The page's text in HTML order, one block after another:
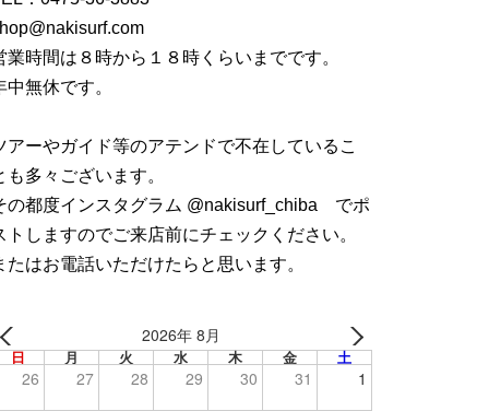
業時間は８時から１８時くらいまでです。
中無休です。
アーやガイド等のアテンドで不在しているこ
も多々ございます。
の都度インスタグラム @nakisurf_chiba でポ
トしますのでご来店前にチェックください。
たはお電話いただけたらと思います。
2026年 8月
日 月 火 水 木 金 土
26 27 28 29 30 31 1